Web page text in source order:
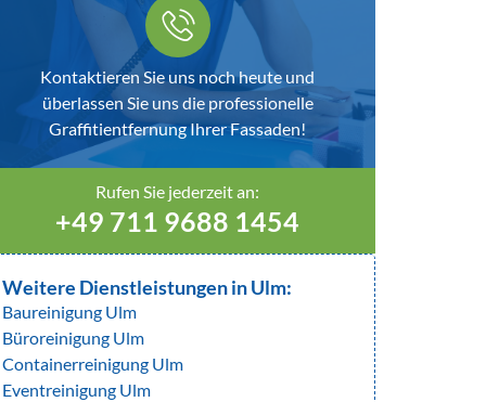
Kontaktieren Sie uns noch heute und
überlassen Sie uns die professionelle
Graffitientfernung Ihrer Fassaden!
Rufen Sie jederzeit an:
+49 711 9688 1454
Weitere Dienstleistungen in Ulm:
Baureinigung Ulm
Büroreinigung Ulm
Containerreinigung Ulm
Eventreinigung Ulm